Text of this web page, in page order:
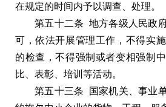
在规定的时间内予以调查、处理。
第五十二条 地方各级人民政
可，依法开展管理工作，不得实
的检查，不得强制或者变相强制
比、表彰、培训等活动。
第五十三条 国家机关、事业